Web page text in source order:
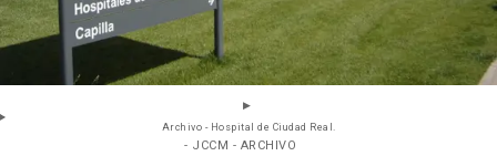
Archivo - Hospital de Ciudad Real.
- JCCM - ARCHIVO